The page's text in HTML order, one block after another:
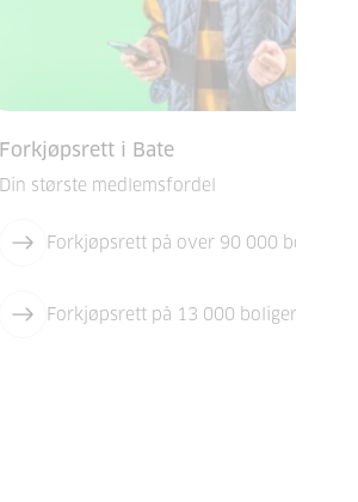
Forkjøpsrett i Bate
Din største medlemsfordel
Forkjøpsrett på over 90 000 boliger i
Forkjøpsrett på 13 000 boliger i